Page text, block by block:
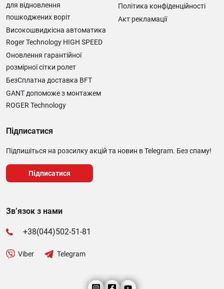
для відновлення
пошкоджених воріт
Високошвидкісна автоматика
Roger Technology HIGH SPEED
Оновлення гарантійної
розмірної сітки ролет
БезСплатна доставка BFT
GANT допоможе з монтажем
ROGER Technology
Політика конфіденційності
Акт рекламації
Підписатися
Підпишіться на розсилку акцій та новин в Telegram. Без спаму!
Підписатися
Зв’язок з нами
+38(044)502-51-81
Viber Telegram